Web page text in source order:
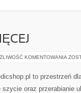
KOMENTOWANIA
to przestrzeń
szycie oraz przerabianie